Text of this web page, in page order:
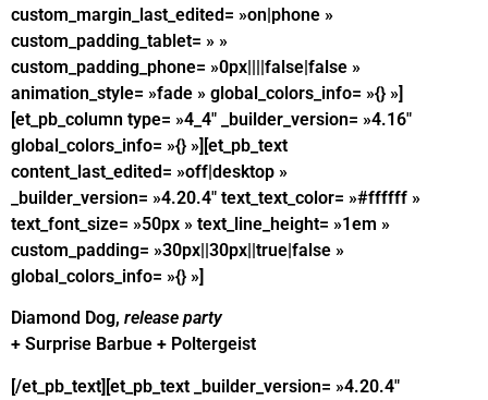
custom_margin_last_edited= »on|phone »
custom_padding_tablet= » »
custom_padding_phone= »0px||||false|false »
animation_style= »fade » global_colors_info= »{} »]
[et_pb_column type= »4_4″ _builder_version= »4.16″
global_colors_info= »{} »][et_pb_text
content_last_edited= »off|desktop »
_builder_version= »4.20.4″ text_text_color= »#ffffff »
text_font_size= »50px » text_line_height= »1em »
custom_padding= »30px||30px||true|false »
global_colors_info= »{} »]
Diamond Dog, release party
+ Surprise Barbue + Poltergeist
[/et_pb_text][et_pb_text _builder_version= »4.20.4″